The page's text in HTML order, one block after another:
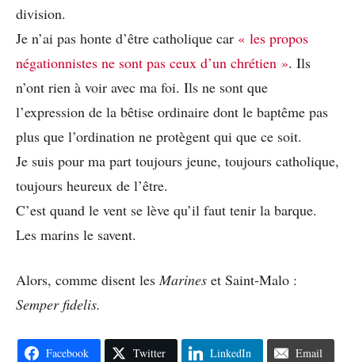
division.
Je n’ai pas honte d’être catholique car « les propos
négationnistes ne sont pas ceux d’un chrétien ». Ils
n’ont rien à voir avec ma foi. Ils ne sont que
l’expression de la bêtise ordinaire dont le baptême pas
plus que l’ordination ne protègent qui que ce soit.
Je suis pour ma part toujours jeune, toujours catholique,
toujours heureux de l’être.
C’est quand le vent se lève qu’il faut tenir la barque.
Les marins le savent.
Alors, comme disent lesMarines et Saint-Malo :
Semper fidelis.
Facebook Twitter LinkedIn Email